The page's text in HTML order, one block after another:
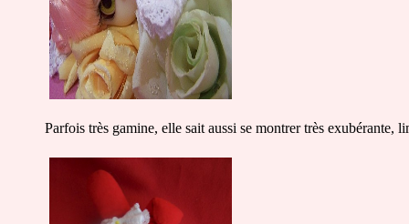
Parfois très gamine, elle sait aussi se montrer très exubérante,